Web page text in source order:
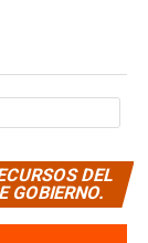
DEL
GOBIERNO.